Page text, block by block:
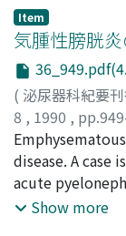
report of renal
Japan.
discovered a
the common
and had a stalk
resected it.
revealed the
(grade 2) with
could find no
of tumor's
performed
December 19.
Item
気腫性膀胱
( 泌尿器科紀要
8 , 1990 ,
佐井, 雄一;弓場,
Yuichi;Yuba,
Yoshio;
disease. A
acute
patient was a
Show more